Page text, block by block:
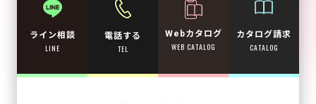
ライン相談
LINE
電話する
TEL
Webカタログ
WEB CATALOG
カタログ請求
CATALOG